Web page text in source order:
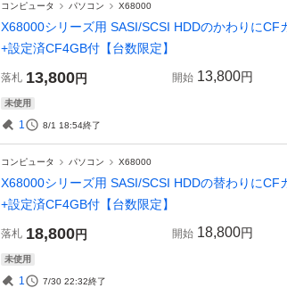
コンピュータ パソコン X68000
X68000シリーズ用 SASI/SCSI HDDのかわりにCF
+設定済CF4GB付【台数限定】
落札 13,800円 開始 13,800円
未使用
1 8/1 18:54終了
コンピュータ パソコン X68000
X68000シリーズ用 SASI/SCSI HDDの替わりにCF
+設定済CF4GB付【台数限定】
落札 18,800円 開始 18,800円
未使用
1 7/30 22:32終了